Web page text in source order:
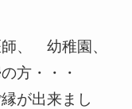
、 幼稚園、
方・・・
が出来まし